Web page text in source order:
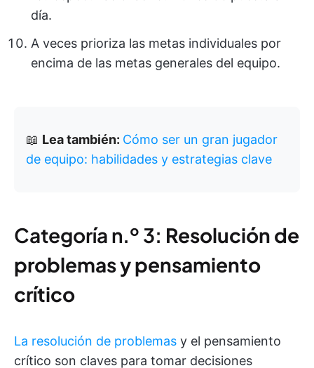
día.
A veces prioriza las metas individuales por
encima de las metas generales del equipo.
📖 Lea también: Cómo ser un gran jugador
de equipo: habilidades y estrategias clave
Categoría n.º 3: Resolución de
problemas y pensamiento
crítico
La resolución de problemas y el pensamiento
crítico son claves para tomar decisiones